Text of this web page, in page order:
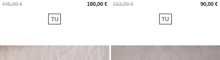
445,00 € 180,00 €
Prix
TU
162,00 € 90,00 €
Prix
TU